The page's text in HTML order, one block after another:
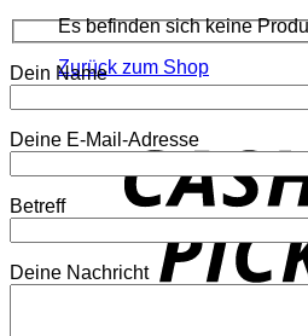
Es befinden sich keine
Zurück zum Shop
Dein Name
Deine E-Mail-Adresse
Betreff
Deine Nachricht